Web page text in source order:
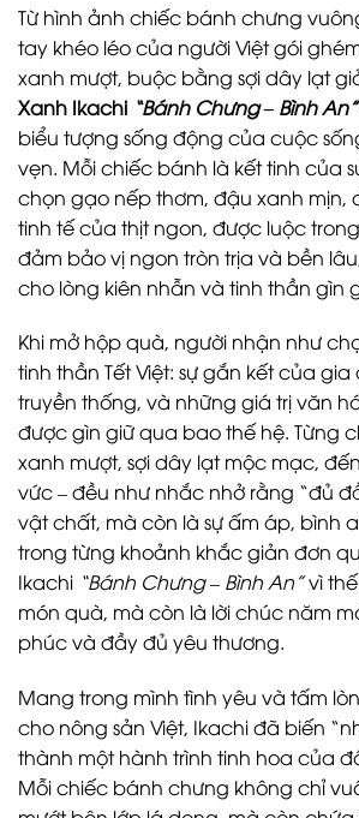
Từ hình ảnh chiếc bánh chưng
tay khéo léo của người Việt gói
xanh mượt, buộc bằng sợi dây lạt
Xanh Ikachi “Bánh Chưng – Bình An”
biểu tượng sống động của cuộc
vẹn. Mỗi chiếc bánh là kết tinh của
chọn gạo nếp thơm, đậu xanh mịn,
tinh tế của thịt ngon, được luộc
đảm bảo vị ngon tròn trịa và bền
cho lòng kiên nhẫn và tinh thần gìn
Khi mở hộp quà, người nhận như
tinh thần Tết Việt: sự gắn kết của
truyền thống, và những giá trị văn
được gìn giữ qua bao thế hệ. Từng
xanh mượt, sợi dây lạt mộc mạc,
vức – đều như nhắc nhở rằng “đủ
vật chất, mà còn là sự ấm áp, bình
trong từng khoảnh khắc giản đơn
Ikachi “Bánh Chưng – Bình An”vì
món quà, mà còn là lời chúc năm
phúc và đầy đủ yêu thương.
Mang trong mình tình yêu và tấm
cho nông sản Việt, Ikachi đã biến
thành một hành trình tinh hoa của
Mỗi chiếc bánh chưng không chỉ